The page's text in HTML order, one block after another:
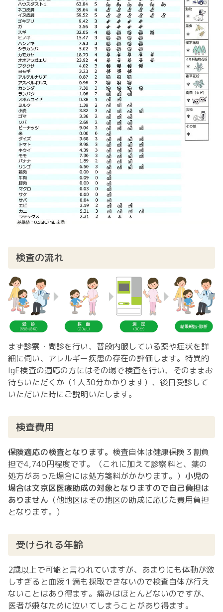
検査の流れ
まず診察・問診を行い、普段内服している薬や症状を詳
細に伺い、アレルギー疾患の存在の評価します。特異的
IgE検査の適応の方にはその場で検査を行い、そのままお
待ちいただくか（1人30分かかります）、後日受診して
いただいた時にご説明いたします。
検査費用
保険適応の検査となります。 検査自体は健康保険３割負
担で4,740円程度です。（これに加えて診察料と、薬の
処方があった場合には処方箋料がかかります。） 小児の
場合は文京区医療助成の対象となりますので自己負担は
ありません （他地区はその地区の助成に応じた費用負担
となります。）
受けられる年齢
2歳以上で可能と言われていますが、あまりにも体動が激
しすぎると血液１滴も採取できないので検査自体が行え
ないことはあり得ます。痛みはほとんどないのですが、
医者が嫌なために泣いてしまうことがあり得ます。